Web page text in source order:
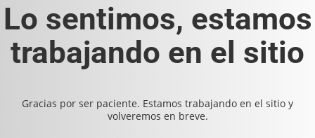
Lo sentimos, estamos
trabajando en el sitio
Gracias por ser paciente. Estamos trabajando en el sitio y
volveremos en breve.